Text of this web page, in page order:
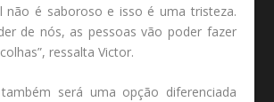
não é saboroso e isso é uma tristeza.
de nós, as pessoas vão poder fazer
ressalta Victor.
será uma opção diferenciada